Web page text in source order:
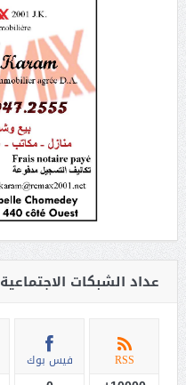
عداد الشبكات الاجتماعية
RSS فيس بوك